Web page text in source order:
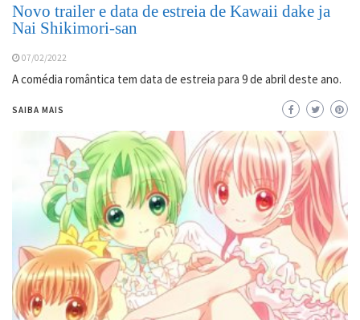
Novo trailer e data de estreia de Kawaii dake ja
Nai Shikimori-san
07/02/2022
A comédia romântica tem data de estreia para 9 de abril deste ano.
SAIBA MAIS